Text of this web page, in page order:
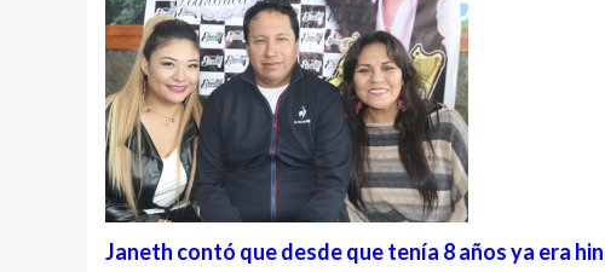
Janeth contó que desde que tenía 8 años ya era